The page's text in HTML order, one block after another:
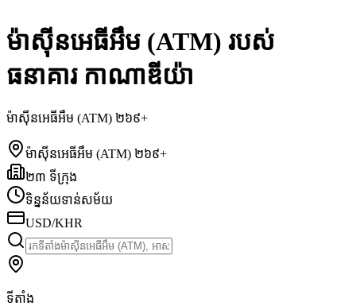
ម៉ាស៊ីនអេធីអឹម (ATM) របស់
ធនាគារ កាណាឌីយ៉ា
ម៉ាស៊ីនអេធីអឹម (ATM) ២៦៩+
ម៉ាស៊ីនអេធីអឹម (ATM) ២៦៩+
២៣ ទីក្រុង
ទិន្នន័យទាន់សម័យ
USD/KHR
ទីតាំង